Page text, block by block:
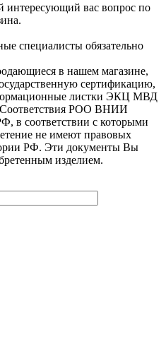
интересующий вас вопрос по
специалисты обязательно
в нашем магазине,
сертификацию,
листки ЭКЦ МВД
РОО ВНИИ
в соответствии с которыми
не имеют правовых
РФ. Эти документы Вы
изделием.